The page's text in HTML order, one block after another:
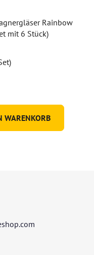
Rainbow
mit 6 Stück)
WARENKORB